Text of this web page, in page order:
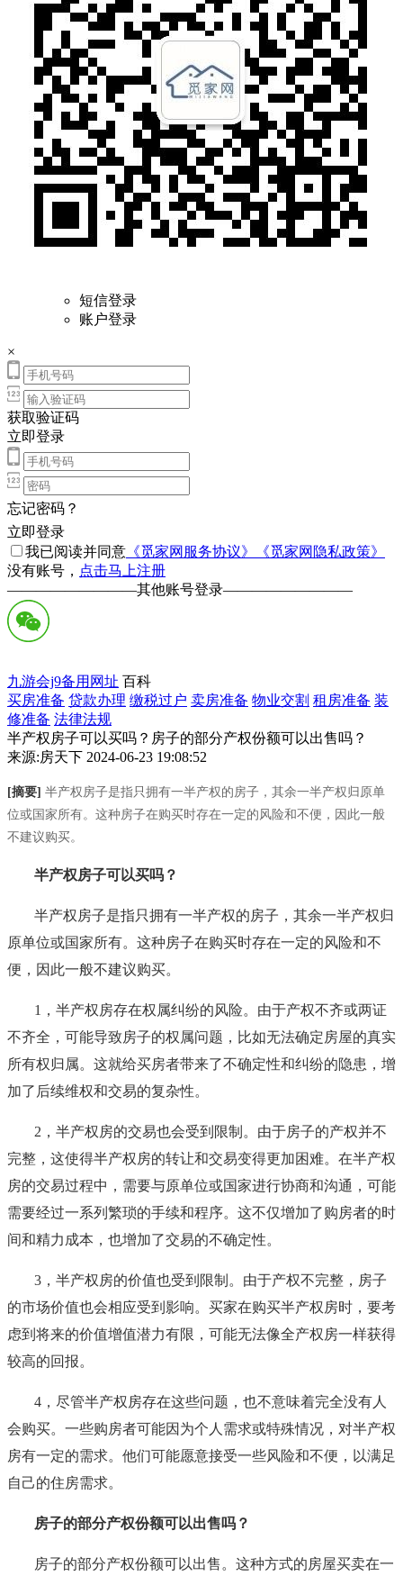
短信登录
账户登录
×
获取验证码
立即登录
忘记密码？
立即登录
我已阅读并同意 《觅家网服务协议》
《觅家网隐私政策》
没有账号， 点击马上注册
—————————其他账号登录—————————
九游会j9备用网址 百科
买房准备 贷款办理 缴税过户 卖房准备 物业交割 租房准备 装
修准备 法律法规
半产权房子可以买吗？房子的部分产权份额可以出售吗？
来源:房天下 2024-06-23 19:08:52
[摘要] 半产权房子是指只拥有一半产权的房子，其余一半产权归原单
位或国家所有。这种房子在购买时存在一定的风险和不便，因此一般
不建议购买。
半产权房子可以买吗？
半产权房子是指只拥有一半产权的房子，其余一半产权归
原单位或国家所有。这种房子在购买时存在一定的风险和不
便，因此一般不建议购买。
1，半产权房存在权属纠纷的风险。由于产权不齐或两证
不齐全，可能导致房子的权属问题，比如无法确定房屋的真实
所有权归属。这就给买房者带来了不确定性和纠纷的隐患，增
加了后续维权和交易的复杂性。
2，半产权房的交易也会受到限制。由于房子的产权并不
完整，这使得半产权房的转让和交易变得更加困难。在半产权
房的交易过程中，需要与原单位或国家进行协商和沟通，可能
需要经过一系列繁琐的手续和程序。这不仅增加了购房者的时
间和精力成本，也增加了交易的不确定性。
3，半产权房的价值也受到限制。由于产权不完整，房子
的市场价值也会相应受到影响。买家在购买半产权房时，要考
虑到将来的价值增值潜力有限，可能无法像全产权房一样获得
较高的回报。
4，尽管半产权房存在这些问题，也不意味着完全没有人
会购买。一些购房者可能因为个人需求或特殊情况，对半产权
房有一定的需求。他们可能愿意接受一些风险和不便，以满足
自己的住房需求。
房子的部分产权份额可以出售吗？
房子的部分产权份额可以出售。这种方式的房屋买卖在一